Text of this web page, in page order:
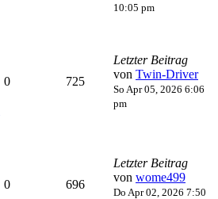
10:05 pm
0 725
Letzter Beitrag
von Twin-Driver
So Apr 05, 2026 6:06
pm
0 696
Letzter Beitrag
von wome499
Do Apr 02, 2026 7:50